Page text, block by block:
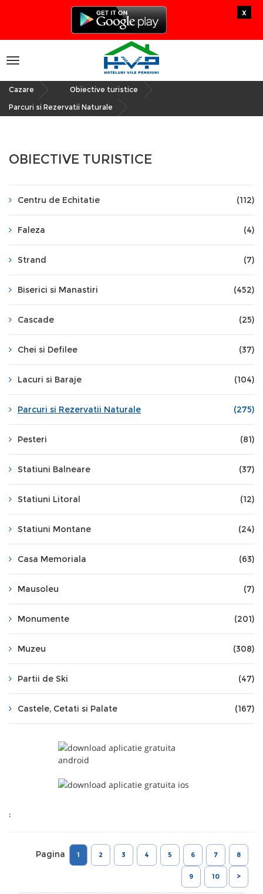
x
Toggle
navigation
Cazare Obiective turistice
Parcuri si Rezervatii Naturale
OBIECTIVE TURISTICE
Centru de Echitatie (112)
Faleza (4)
Strand (7)
Biserici si Manastiri (452)
Cascade (25)
Chei si Defilee (37)
Lacuri si Baraje (104)
Parcuri si Rezervatii Naturale (275)
Pesteri (81)
Statiuni Balneare (37)
Statiuni Litoral (12)
Statiuni Montane (24)
Casa Memoriala (63)
Mausoleu (7)
Monumente (201)
Muzeu (308)
Partii de Ski (47)
Castele, Cetati si Palate (167)
:
Pagina 1 2 3 4 5 6 7 8
9 10 >